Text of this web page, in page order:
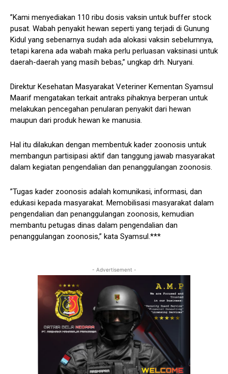
”Kami menyediakan 110 ribu dosis vaksin untuk buffer stock
pusat. Wabah penyakit hewan seperti yang terjadi di Gunung
Kidul yang sebenarnya sudah ada alokasi vaksin sebelumnya,
tetapi karena ada wabah maka perlu perluasan vaksinasi untuk
daerah-daerah yang masih bebas,” ungkap drh. Nuryani.
Direktur Kesehatan Masyarakat Veteriner Kementan Syamsul
Maarif mengatakan terkait antraks pihaknya berperan untuk
melakukan pencegahan penularan penyakit dari hewan
maupun dari produk hewan ke manusia.
Hal itu dilakukan dengan membentuk kader zoonosis untuk
membangun partisipasi aktif dan tanggung jawab masyarakat
dalam kegiatan pengendalian dan penanggulangan zoonosis.
”Tugas kader zoonosis adalah komunikasi, informasi, dan
edukasi kepada masyarakat. Memobilisasi masyarakat dalam
pengendalian dan penanggulangan zoonosis, kemudian
membantu petugas dinas dalam pengendalian dan
penanggulangan zoonosis,” kata Syamsul.***
- Advertisement -